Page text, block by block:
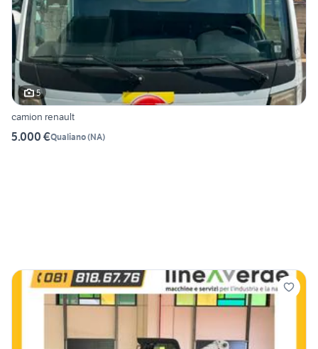
5
camion renault
5.000 €Qualiano(NA)